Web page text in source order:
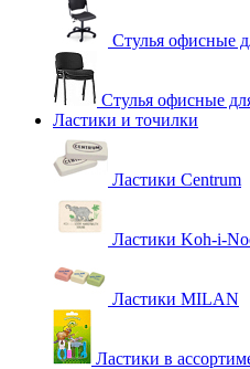
Стулья офисные
Стулья офисные
Ластики и точилки
Ластики Centrum
Ластики Koh-i-
Ластики MILAN
Ластики в